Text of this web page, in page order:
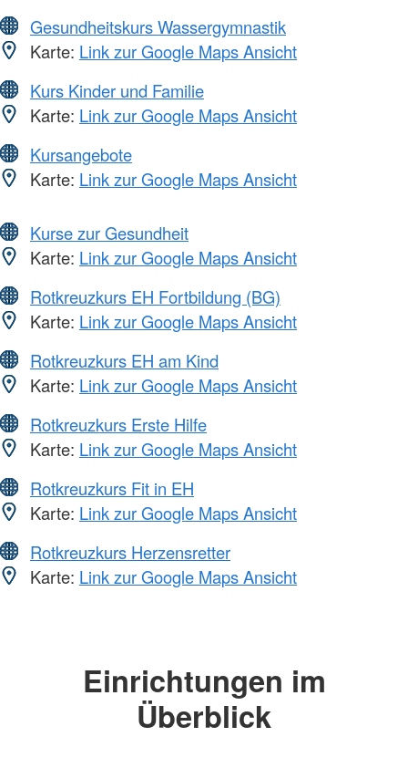
Gesundheitskurs Wassergymnastik
Karte: Link zur Google Maps Ansicht
Kurs Kinder und Familie
Karte: Link zur Google Maps Ansicht
Kursangebote
Karte: Link zur Google Maps Ansicht
Kurse zur Gesundheit
Karte: Link zur Google Maps Ansicht
Rotkreuzkurs EH Fortbildung (BG)
Karte: Link zur Google Maps Ansicht
Rotkreuzkurs EH am Kind
Karte: Link zur Google Maps Ansicht
Rotkreuzkurs Erste Hilfe
Karte: Link zur Google Maps Ansicht
Rotkreuzkurs Fit in EH
Karte: Link zur Google Maps Ansicht
Rotkreuzkurs Herzensretter
Karte: Link zur Google Maps Ansicht
Einrichtungen im
Überblick